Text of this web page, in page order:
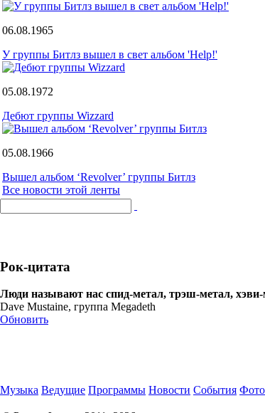
06.08.1965
У группы Битлз вышел в свет альбом 'Help!'
05.08.1972
Дебют группы Wizzard
05.08.1966
Вышел альбом ‘Revolver’ группы Битлз
Все новости этой ленты
Рок-цитата
Люди называют нас спид-метал, трэш-метал,
Dave Mustaine, группа Megadeth
Обновить
Музыка Ведущие Программы Новости События